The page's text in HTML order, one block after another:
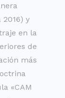
2016) y
en la
de
más
«CAM